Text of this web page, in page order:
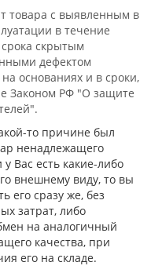
товара с выявленным в
в течение
скрытым
дефектом
основаниях и в сроки,
Законом РФ "О защите
то причине был
ненадлежащего
у Вас есть какие-либо
внешнему виду, то вы
его сразу же, без
затрат, либо
на аналогичный
качества, при
его на складе.